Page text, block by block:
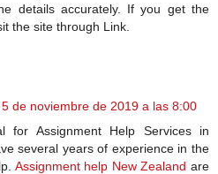
details accurately. If you get the
the site through Link.
5 de noviembre de 2019 a las 8:00
for Assignment Help Services in
several years of experience in the
Assignment help New Zealand are